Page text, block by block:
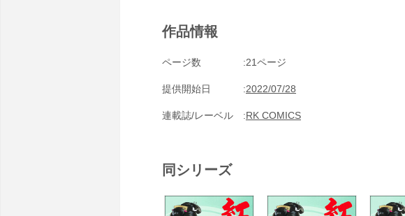
作品情報
ページ数 21ページ
提供開始日 2022/07/28
連載誌/レーベル RK COMICS
同シリーズ